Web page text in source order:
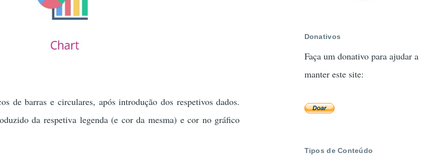
de barras e circulares, após introdução dos respetivos dados.
da respetiva legenda (e cor da mesma) e cor no gráfico
Donativos
Faça um donativo para ajudar a
manter este site:
Tipos de Conteúdo